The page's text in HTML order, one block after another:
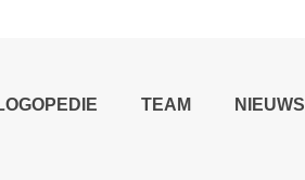
TEAM NIEUWS